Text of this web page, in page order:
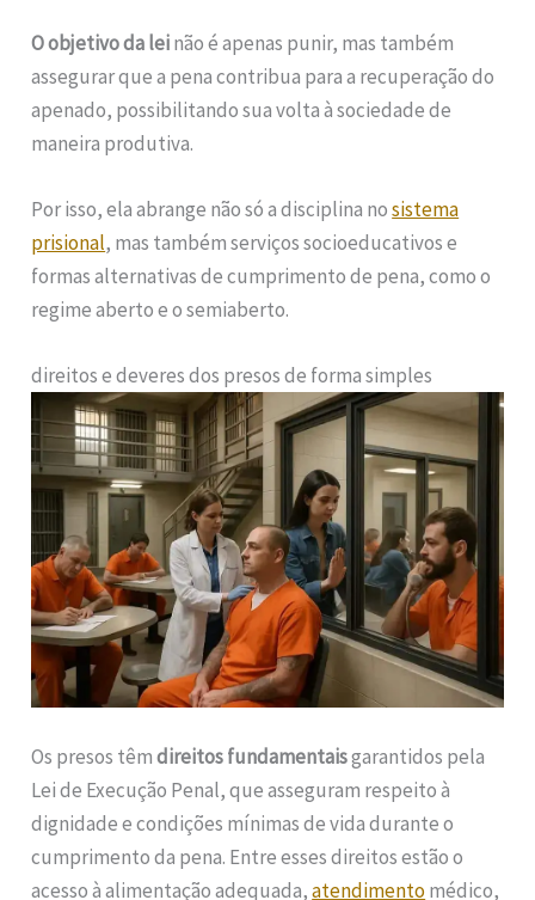
O objetivo da leinão é apenas punir, mas também
assegurar que a pena contribua para a recuperação do
apenado, possibilitando sua volta à sociedade de
maneira produtiva.
Por isso, ela abrange não só a disciplina nosistema
prisional, mas também serviços socioeducativos e
formas alternativas de cumprimento de pena, como o
regime aberto e o semiaberto.
direitos e deveres dos presos de forma simples
Os presos têmdireitos fundamentaisgarantidos pela
Lei de Execução Penal, que asseguram respeito à
dignidade e condições mínimas de vida durante o
cumprimento da pena. Entre esses direitos estão o
acesso à alimentação adequada,atendimentomédico,